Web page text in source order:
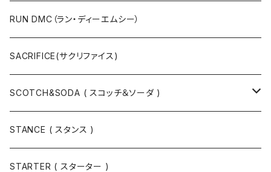
ニットキャップ / ビーニー
ベルト / サスペンダー
キャップ
シューズ
ニット
スウェット
Tシャツ / カットソー
半袖
手袋
RUN DMC（ラン・ディーエムシー）
SACRIFICE(サクリファイス)
SCOTCH&SODA ( スコッチ＆ソーダ )
トップス
ボトムス
STANCE ( スタンス )
STARTER ( スターター )